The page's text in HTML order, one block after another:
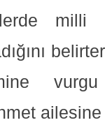
milli